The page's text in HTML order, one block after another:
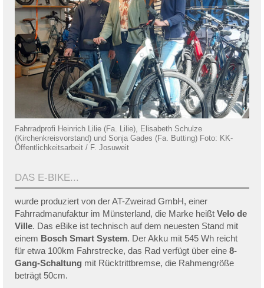
Fahrradprofi Heinrich Lilie (Fa. Lilie), Elisabeth Schulze
(Kirchenkreisvorstand) und Sonja Gades (Fa. Butting) Foto: KK-
Öffentlichkeitsarbeit / F. Josuweit
DAS E-BIKE...
wurde produziert von der AT-Zweirad GmbH, einer
Fahrradmanufaktur im Münsterland, die Marke heißt Velo de
Ville. Das eBike ist technisch auf dem neuesten Stand mit
einem Bosch Smart System. Der Akku mit 545 Wh reicht
für etwa 100km Fahrstrecke, das Rad verfügt über eine 8-
Gang-Schaltung mit Rücktrittbremse, die Rahmengröße
beträgt 50cm.